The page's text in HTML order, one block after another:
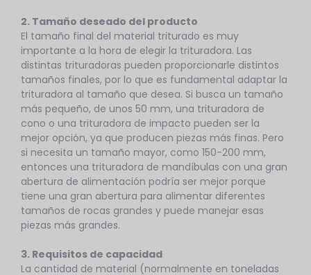
2. Tamaño deseado del producto
El tamaño final del material triturado es muy
importante a la hora de elegir la trituradora. Las
distintas trituradoras pueden proporcionarle distintos
tamaños finales, por lo que es fundamental adaptar la
trituradora al tamaño que desea. Si busca un tamaño
más pequeño, de unos 50 mm, una trituradora de
cono o una trituradora de impacto pueden ser la
mejor opción, ya que producen piezas más finas. Pero
si necesita un tamaño mayor, como 150-200 mm,
entonces una trituradora de mandíbulas con una gran
abertura de alimentación podría ser mejor porque
tiene una gran abertura para alimentar diferentes
tamaños de rocas grandes y puede manejar esas
piezas más grandes.
3. Requisitos de capacidad
La cantidad de material (normalmente en toneladas